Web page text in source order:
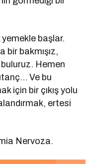
başlar.
bir bakmışız,
Hemen
Ve bu
için bir çıkış yolu
ertesi
Nervoza.